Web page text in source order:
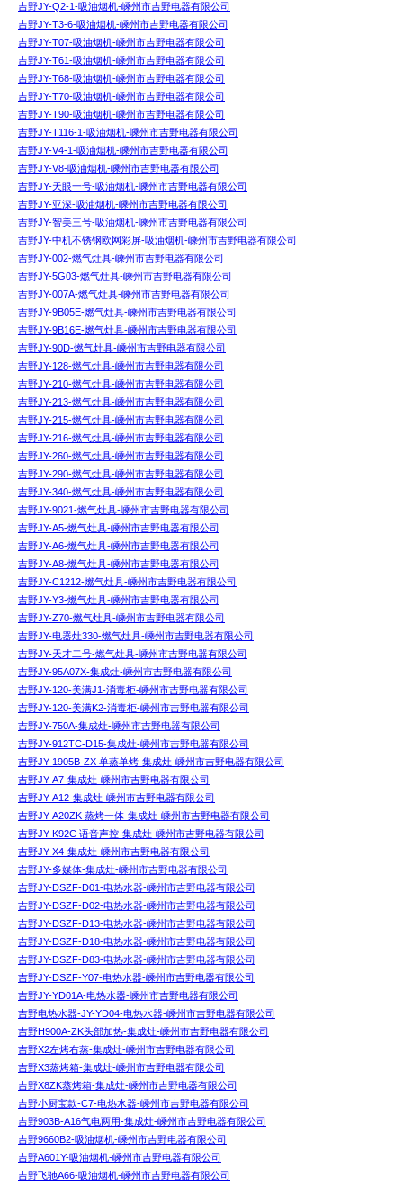
吉野JY-Q2-1-吸油烟机-嵊州市吉野电器有限公司
吉野JY-T3-6-吸油烟机-嵊州市吉野电器有限公司
吉野JY-T07-吸油烟机-嵊州市吉野电器有限公司
吉野JY-T61-吸油烟机-嵊州市吉野电器有限公司
吉野JY-T68-吸油烟机-嵊州市吉野电器有限公司
吉野JY-T70-吸油烟机-嵊州市吉野电器有限公司
吉野JY-T90-吸油烟机-嵊州市吉野电器有限公司
吉野JY-T116-1-吸油烟机-嵊州市吉野电器有限公司
吉野JY-V4-1-吸油烟机-嵊州市吉野电器有限公司
吉野JY-V8-吸油烟机-嵊州市吉野电器有限公司
吉野JY-天眼一号-吸油烟机-嵊州市吉野电器有限公司
吉野JY-亚深-吸油烟机-嵊州市吉野电器有限公司
吉野JY-智美三号-吸油烟机-嵊州市吉野电器有限公司
吉野JY-中机不锈钢欧网彩屏-吸油烟机-嵊州市吉野电器有限公司
吉野JY-002-燃气灶具-嵊州市吉野电器有限公司
吉野JY-5G03-燃气灶具-嵊州市吉野电器有限公司
吉野JY-007A-燃气灶具-嵊州市吉野电器有限公司
吉野JY-9B05E-燃气灶具-嵊州市吉野电器有限公司
吉野JY-9B16E-燃气灶具-嵊州市吉野电器有限公司
吉野JY-90D-燃气灶具-嵊州市吉野电器有限公司
吉野JY-128-燃气灶具-嵊州市吉野电器有限公司
吉野JY-210-燃气灶具-嵊州市吉野电器有限公司
吉野JY-213-燃气灶具-嵊州市吉野电器有限公司
吉野JY-215-燃气灶具-嵊州市吉野电器有限公司
吉野JY-216-燃气灶具-嵊州市吉野电器有限公司
吉野JY-260-燃气灶具-嵊州市吉野电器有限公司
吉野JY-290-燃气灶具-嵊州市吉野电器有限公司
吉野JY-340-燃气灶具-嵊州市吉野电器有限公司
吉野JY-9021-燃气灶具-嵊州市吉野电器有限公司
吉野JY-A5-燃气灶具-嵊州市吉野电器有限公司
吉野JY-A6-燃气灶具-嵊州市吉野电器有限公司
吉野JY-A8-燃气灶具-嵊州市吉野电器有限公司
吉野JY-C1212-燃气灶具-嵊州市吉野电器有限公司
吉野JY-Y3-燃气灶具-嵊州市吉野电器有限公司
吉野JY-Z70-燃气灶具-嵊州市吉野电器有限公司
吉野JY-电器灶330-燃气灶具-嵊州市吉野电器有限公司
吉野JY-天才二号-燃气灶具-嵊州市吉野电器有限公司
吉野JY-95A07X-集成灶-嵊州市吉野电器有限公司
吉野JY-120-美满J1-消毒柜-嵊州市吉野电器有限公司
吉野JY-120-美满K2-消毒柜-嵊州市吉野电器有限公司
吉野JY-750A-集成灶-嵊州市吉野电器有限公司
吉野JY-912TC-D15-集成灶-嵊州市吉野电器有限公司
吉野JY-1905B-ZX 单蒸单烤-集成灶-嵊州市吉野电器有限公司
吉野JY-A7-集成灶-嵊州市吉野电器有限公司
吉野JY-A12-集成灶-嵊州市吉野电器有限公司
吉野JY-A20ZK 蒸烤一体-集成灶-嵊州市吉野电器有限公司
吉野JY-K92C 语音声控-集成灶-嵊州市吉野电器有限公司
吉野JY-X4-集成灶-嵊州市吉野电器有限公司
吉野JY-多媒体-集成灶-嵊州市吉野电器有限公司
吉野JY-DSZF-D01-电热水器-嵊州市吉野电器有限公司
吉野JY-DSZF-D02-电热水器-嵊州市吉野电器有限公司
吉野JY-DSZF-D13-电热水器-嵊州市吉野电器有限公司
吉野JY-DSZF-D18-电热水器-嵊州市吉野电器有限公司
吉野JY-DSZF-D83-电热水器-嵊州市吉野电器有限公司
吉野JY-DSZF-Y07-电热水器-嵊州市吉野电器有限公司
吉野JY-YD01A-电热水器-嵊州市吉野电器有限公司
吉野电热水器-JY-YD04-电热水器-嵊州市吉野电器有限公司
吉野H900A-ZK头部加热-集成灶-嵊州市吉野电器有限公司
吉野X2左烤右蒸-集成灶-嵊州市吉野电器有限公司
吉野X3蒸烤箱-集成灶-嵊州市吉野电器有限公司
吉野X8ZK蒸烤箱-集成灶-嵊州市吉野电器有限公司
吉野小厨宝款-C7-电热水器-嵊州市吉野电器有限公司
吉野903B-A16气电两用-集成灶-嵊州市吉野电器有限公司
吉野9660B2-吸油烟机-嵊州市吉野电器有限公司
吉野A601Y-吸油烟机-嵊州市吉野电器有限公司
吉野飞驰A66-吸油烟机-嵊州市吉野电器有限公司